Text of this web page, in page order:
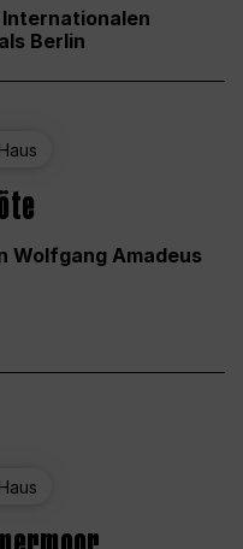
Internationalen
Berlin
Wolfgang Amadeus